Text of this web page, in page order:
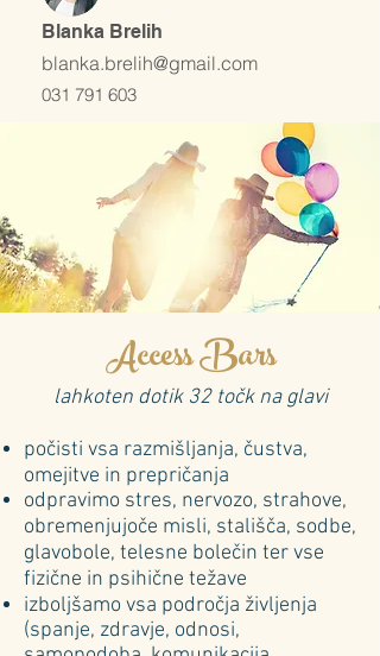
Blanka Brelih
blanka.brelih@gmail.com
031 791 603
Access Bars
lahkoten dotik 32 točk na glavi
počisti vsa razmišljanja, čustva,
omejitve in prepričanja
odpravimo stres, nervozo, strahove,
obremenjujoče misli, stališča, sodbe,
glavobole, telesne bolečin ter vse
fizične in psihične težave
izboljšamo vsa področja življenja
(spanje, zdravje, odnosi,